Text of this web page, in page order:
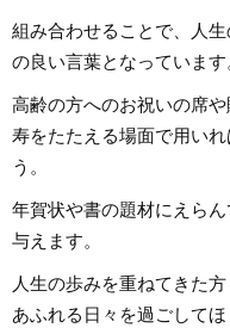
組み合わせることで、人
の良い言葉となっています
高齢の方へのお祝いの席
寿をたたえる場面で用い
う。
年賀状や書の題材にえら
与えます。
人生の歩みを重ねてきた
あふれる日々を過ごして